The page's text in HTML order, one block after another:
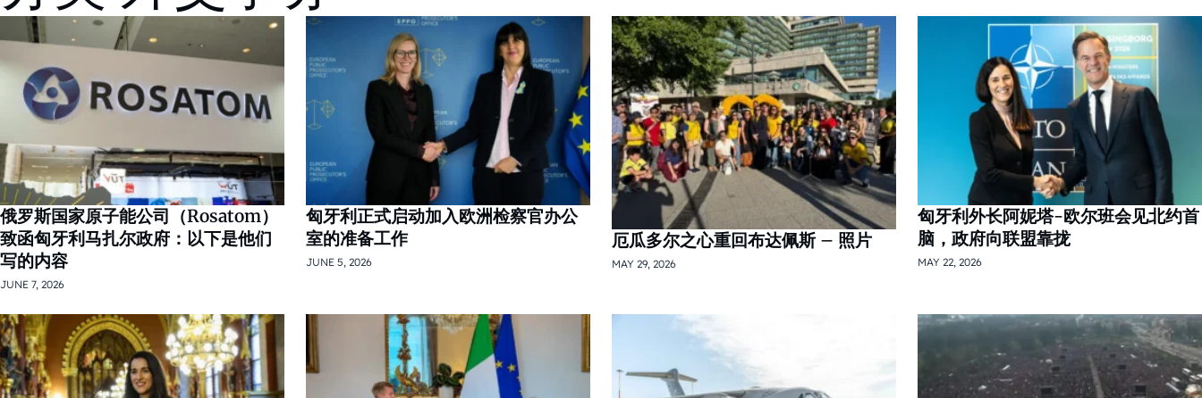
俄罗斯国家原子能公司（Rosatom）
致函匈牙利马扎尔政府：以下是他们
写的内容
JUNE 7, 2026
匈牙利正式启动加入欧洲检察官办公
室的准备工作
JUNE 5, 2026
厄瓜多尔之心重回布达佩斯 – 照片
MAY 29, 2026
匈牙利外长阿妮塔-欧尔班会见北约首
脑，政府向联盟靠拢
MAY 22, 2026